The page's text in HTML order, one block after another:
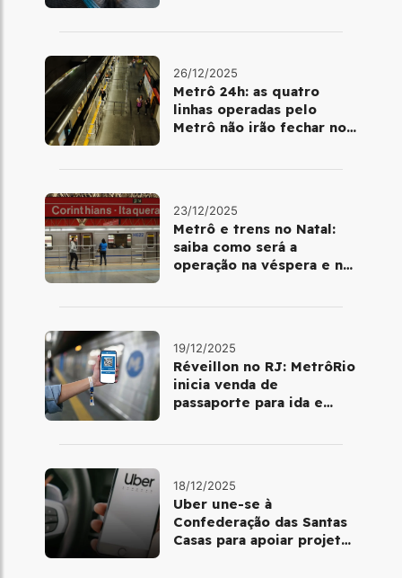
26/12/2025
Metrô 24h: as quatro
linhas operadas pelo
Metrô não irão fechar no
23/12/2025
Metrô e trens no Natal:
saiba como será a
operação na véspera e no
19/12/2025
Réveillon no RJ: MetrôRio
inicia venda de
passaporte para ida e
18/12/2025
Uber une-se à
Confederação das Santas
Casas para apoiar projetos